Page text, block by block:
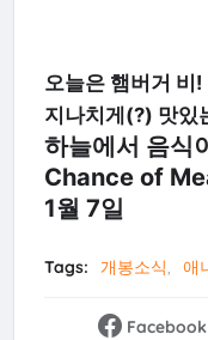
오늘은 햄버거 비
지나치게(?) 맛있
하늘에서 음식
Chance of
1월 7일
Tags: 개봉소식 애
Facebook